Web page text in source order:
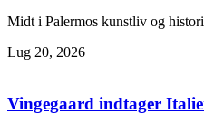
Midt i Palermos kunstliv og
Lug 20, 2026
Vingegaard indtager